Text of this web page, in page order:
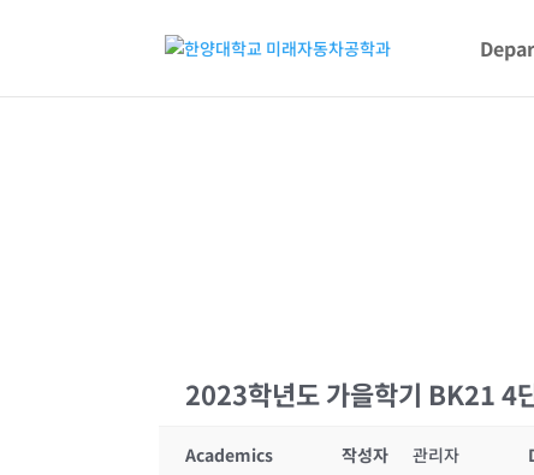
2023학년도 가을학기 BK21 4
Academics 작성자 관리자